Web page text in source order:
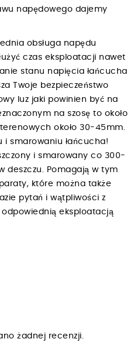
napędowego dajemy
obsługa napędu
czas eksploatacji nawet
stanu napięcia łańcucha
Twoje bezpieczeństwo
luz jaki powinien być na
na szosę to około
około 30-45mm.
i smarowaniu łańcucha!
i smarowany co 300-
deszczu. Pomagają w tym
które można także
pytań i wątpliwości z
eksploatacją
żadnej recenzji.